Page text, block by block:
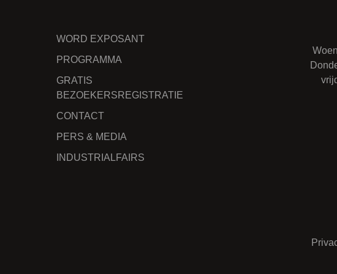
WORD EXPOSANT
PROGRAMMA
GRATIS
BEZOEKERSREGISTRATIE
CONTACT
PERS & MEDIA
INDUSTRIALFAIRS